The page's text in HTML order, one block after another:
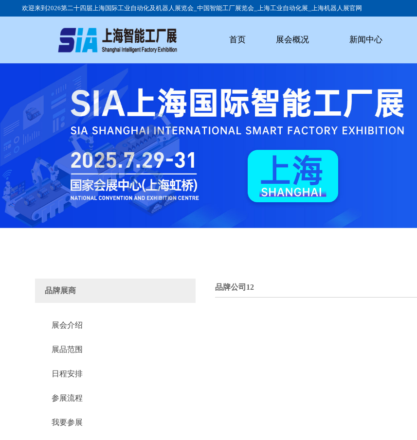
欢迎来到2026第二十四届上海国际工业自动化及机器人展览会_中国智能工厂展览会_上海工业自动化展_上海机器人展官网
首页 展会概况
展品范围
日程安排
参展流程
新闻中心
行业动态
观众群体
展馆交通
我要参观
品牌展商
展会介绍
展品范围
日程安排
参展流程
我要参展
品牌公司12